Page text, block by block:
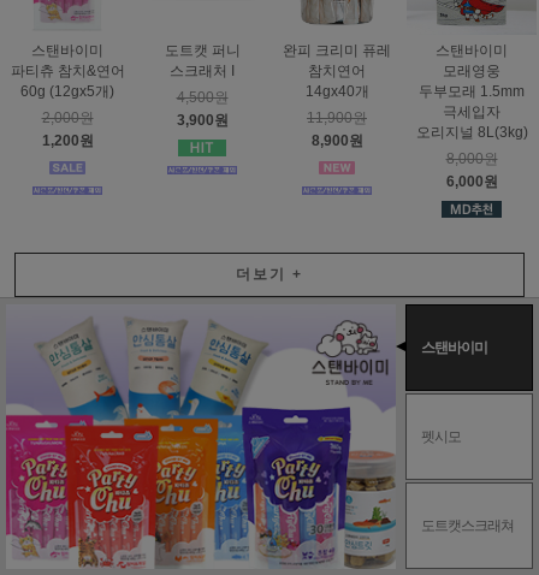
스탠바이미
파티츄 참치&연어
60g (12gx5개)
2,000원
1,200원
도트캣 퍼니
스크래처 I
4,500원
3,900원
완피 크리미 퓨레
참치연어
14gx40개
11,900원
8,900원
스탠바이미
모래영웅
두부모래 1.5mm
극세입자
오리지널 8L(3kg)
8,000원
6,000원
더보기 +
스탠바이미
펫시모
도트캣스크래쳐